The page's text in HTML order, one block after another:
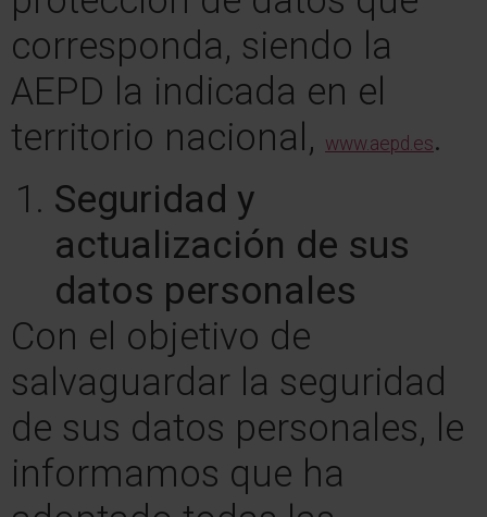
corresponda, siendo la
AEPD la indicada en el
territorio nacional, www.aepd.es.
Seguridad y
actualización de sus
datos personales
Con el objetivo de
salvaguardar la seguridad
de sus datos personales, le
informamos que ha